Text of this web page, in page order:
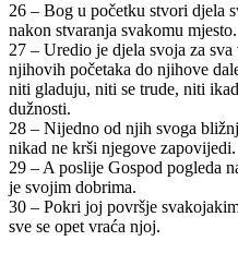
26 – Bog u početku stvori djela
nakon stvaranja svakomu mjesto.
27 – Uredio je djela svoja za sva
njihovih početaka do njihove
niti gladuju, niti se trude, niti
dužnosti.
28 – Nijedno od njih svoga
nikad ne krši njegove zapovijedi.
29 – A poslije Gospod pogleda
je svojim dobrima.
30 – Pokri joj površje
sve se opet vraća njoj.